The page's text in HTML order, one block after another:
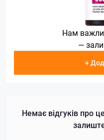
Нам
—
+
Немає відгуків про